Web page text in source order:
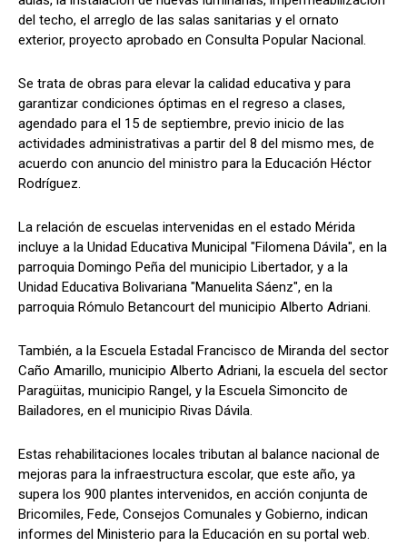
del techo, el arreglo de las salas sanitarias y el ornato
exterior, proyecto aprobado en Consulta Popular Nacional.
Se trata de obras para elevar la calidad educativa y para
garantizar condiciones óptimas en el regreso a clases,
agendado para el 15 de septiembre, previo inicio de las
actividades administrativas a partir del 8 del mismo mes, de
acuerdo con anuncio del ministro para la Educación Héctor
Rodríguez.
La relación de escuelas intervenidas en el estado Mérida
incluye a la Unidad Educativa Municipal "Filomena Dávila", en la
parroquia Domingo Peña del municipio Libertador, y a la
Unidad Educativa Bolivariana "Manuelita Sáenz", en la
parroquia Rómulo Betancourt del municipio Alberto Adriani.
También, a la Escuela Estadal Francisco de Miranda del sector
Caño Amarillo, municipio Alberto Adriani, la escuela del sector
Paragüitas, municipio Rangel, y la Escuela Simoncito de
Bailadores, en el municipio Rivas Dávila.
Estas rehabilitaciones locales tributan al balance nacional de
mejoras para la infraestructura escolar, que este año, ya
supera los 900 plantes intervenidos, en acción conjunta de
Bricomiles, Fede, Consejos Comunales y Gobierno, indican
informes del Ministerio para la Educación en su portal web.